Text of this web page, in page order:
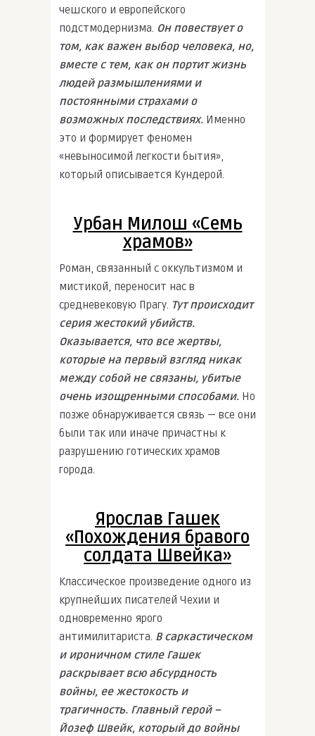
чешского и европейского
подстмодернизма. Он повествует о
том, как важен выбор человека, но,
вместе с тем, как он портит жизнь
людей размышлениями и
постоянными страхами о
возможных последствиях. Именно
это и формирует феномен
«невыносимой легкости бытия»,
который описывается Кундерой.
Урбан Милош «Семь
храмов»
Роман, связанный с оккультизмом и
мистикой, переносит нас в
средневековую Прагу. Тут происходит
серия жестокий убийств.
Оказывается, что все жертвы,
которые на первый взгляд никак
между собой не связаны, убитые
очень изощренными способами. Но
позже обнаруживается связь — все они
были так или иначе причастны к
разрушению готических храмов
города.
Ярослав Гашек
«Похождения бравого
солдата Швейка»
Классическое произведение одного из
крупнейших писателей Чехии и
одновременно ярого
антимилитариста. В саркастическом
и ироничном стиле Гашек
раскрывает всю абсурдность
войны, ее жестокость и
трагичность. Главный герой –
Йозеф Швейк, который до войны